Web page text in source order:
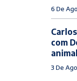
6 De
com
3 De